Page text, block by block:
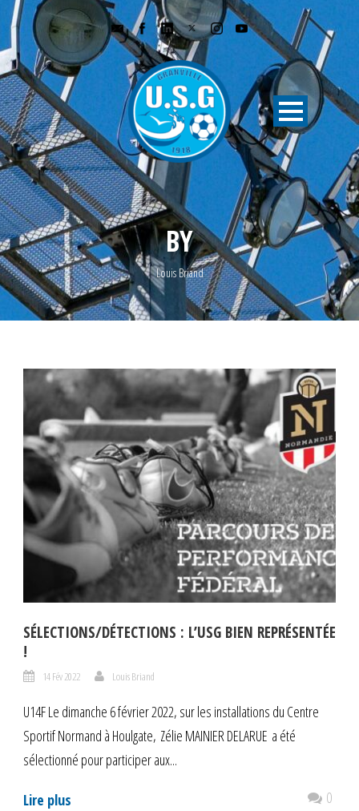
BY
Louis Briand
SÉLECTIONS/DÉTECTIONS : L’USG BIEN REPRÉSENTÉE
!
14 Fév 2022 Louis Briand
U14F Le dimanche 6 février 2022, sur les installations du Centre
Sportif Normand à Houlgate, Zélie MAINIER DELARUE a été
sélectionné pour participer aux...
Lire plus 0